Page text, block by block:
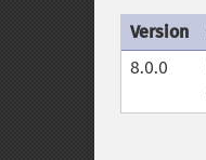
Version
8.0.0